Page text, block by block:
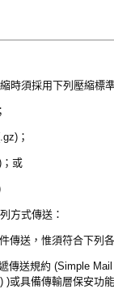
時須採用下列壓縮標準
；
或
方式傳送：
傳送，惟須符合下列各
傳送規約 (Simple
)或具備傳輸層保安功